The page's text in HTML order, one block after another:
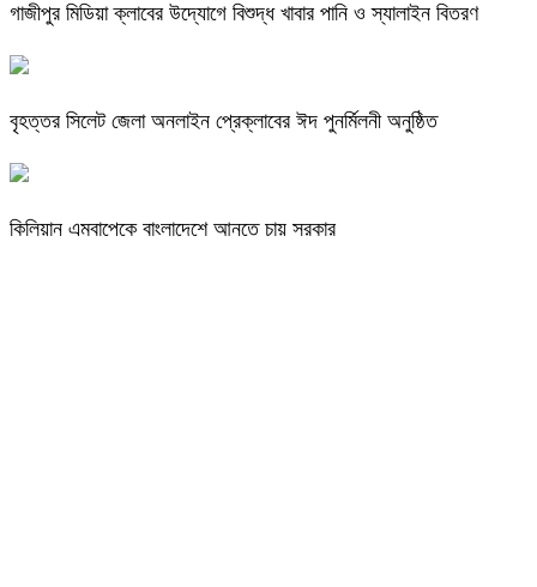
গাজীপুর মিডিয়া ক্লাবের উদ্যোগে বিশুদ্ধ খাবার পানি ও স্যালাইন বিতরণ
বৃহত্তর সিলেট জেলা অনলাইন প্রেক্লাবের ঈদ পুনর্মিলনী অনুষ্ঠিত
কিলিয়ান এমবাপেকে বাংলাদেশে আনতে চায় সরকার